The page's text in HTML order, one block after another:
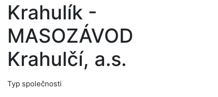
Krahulík -
MASOZÁVOD
Krahulčí, a.s.
Typ společnosti